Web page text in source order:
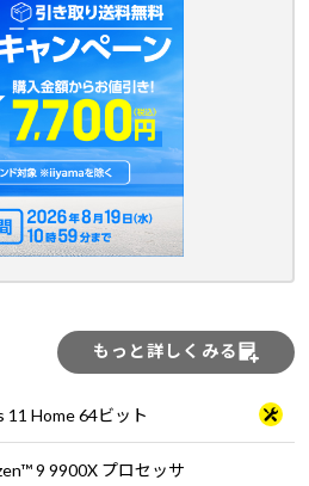
もっと詳しくみる
11 Home 64ビット
9 9900X プロセッサ